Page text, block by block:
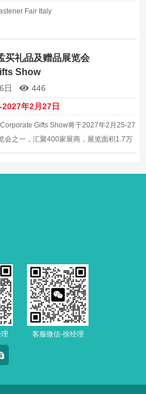
Fair Italy
买礼品及赠品展览会
Show
日
446
年2月27日
Gifts Show将于2027年2月25-27
会之一，汇聚400家展商，展览面积1.7万
-2027年2月27日。举办展馆：孟买展览中
客服微信-徐经理